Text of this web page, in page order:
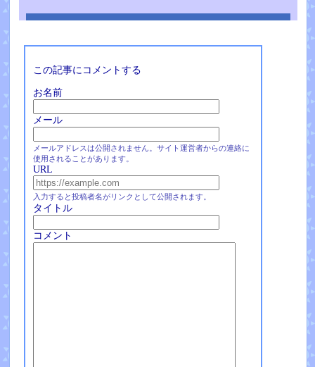
この記事にコメントする
お名前
メール
メールアドレスは公開されません。サイト運営者からの連絡に
使用されることがあります。
URL
入力すると投稿者名がリンクとして公開されます。
タイトル
コメント